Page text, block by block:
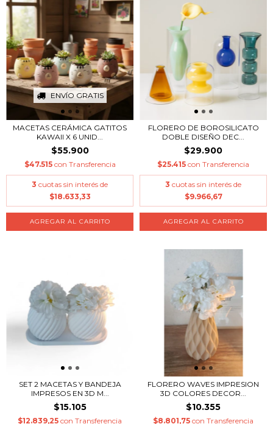
ENVÍO GRATIS
MACETAS CERÁMICA GATITOS
KAWAII X 6 UNID...
$55.900
$47.515 con Transferencia
3 cuotas sin interés de
$18.633,33
FLORERO DE BOROSILICATO
DOBLE DISEÑO DEC...
$29.900
$25.415 con Transferencia
3 cuotas sin interés de
$9.966,67
AGREGAR AL CARRITO
SET 2 MACETAS Y BANDEJA
IMPRESOS EN 3D M...
$15.105
$12.839,25 con Transferencia
FLORERO WAVES IMPRESION
3D COLORES DECOR...
$10.355
$8.801,75 con Transferencia